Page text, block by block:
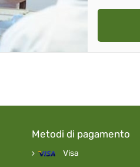
Metodi di pagamento
Visa